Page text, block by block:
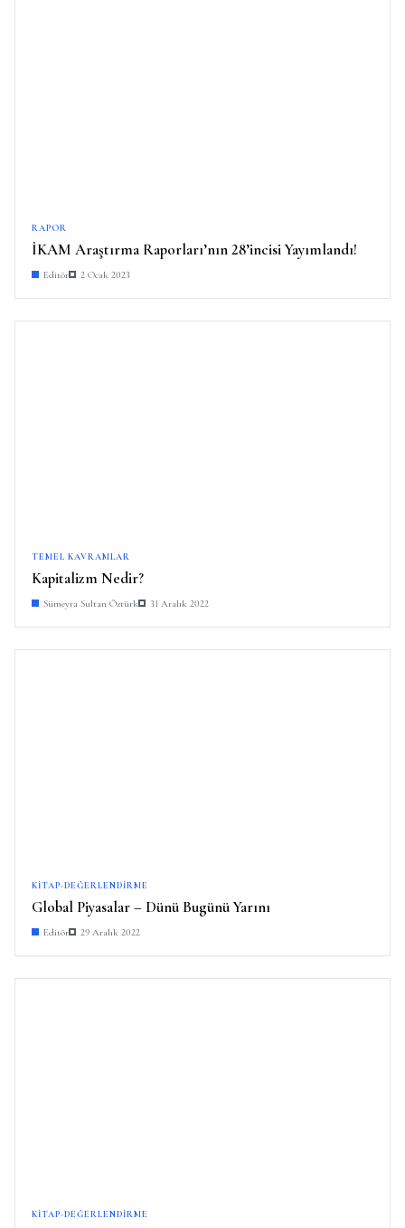
RAPOR
İKAM Araştırma Raporları’nın 28’incisi Yayımlandı!
Editör 2 Ocak 2023
TEMEL KAVRAMLAR
Kapitalizm Nedir?
Sümeyra Sultan Öztürk 31 Aralık 2022
KITAP-DEĞERLENDIRME
Global Piyasalar – Dünü Bugünü Yarını
Editör 29 Aralık 2022
KITAP-DEĞERLENDIRME